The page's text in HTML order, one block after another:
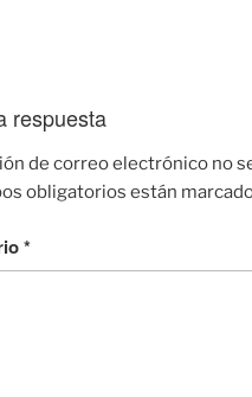
respuesta
de correo electrónico no
obligatorios están
*